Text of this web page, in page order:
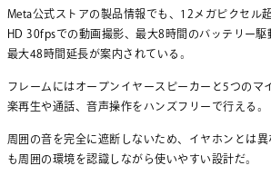
Meta公式ストアの製品情報でも、12メガピクセル
HD 30fpsでの動画撮影、最大8時間のバッテリー駆
最大48時間延長が案内されている。
フレームにはオープンイヤースピーカーと5つのマ
楽再生や通話、音声操作をハンズフリーで行える。
周囲の音を完全に遮断しないため、イヤホンとは
も周囲の環境を認識しながら使いやすい設計だ。